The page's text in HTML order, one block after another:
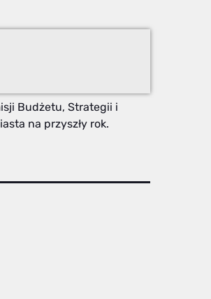
Budżetu, Strategii i
na przyszły rok.